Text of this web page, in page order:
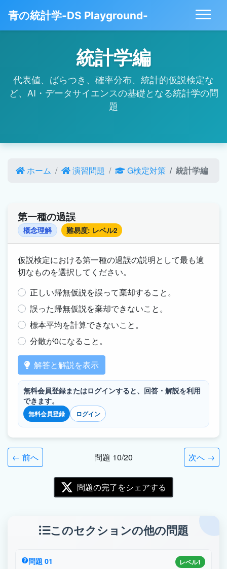
青の統計学-DS Playground-
統計学編
代表値、ばらつき、確率分布、統計的仮説検定な
ど、AI・データサイエンスの基礎となる統計学の問
題
ホーム 演習問題 G検定対策 統計学編
第一種の過誤
概念理解 難易度: レベル2
仮説検定における第一種の過誤の説明として最も適
切なものを選択してください。
正しい帰無仮説を誤って棄却すること。
誤った帰無仮説を棄却できないこと。
標本平均を計算できないこと。
分散が0になること。
解答と解説を表示
無料会員登録またはログインすると、回答・解説を利用
できます。
無料会員登録 ログイン
← 前へ 問題 10/20 次へ →
問題の完了をシェアする
このセクションの他の問題
レベル1
問題 01